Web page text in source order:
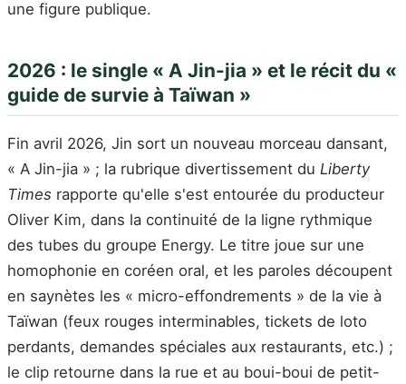
une figure publique.
2026 : le single « A Jin-jia » et le récit du «
guide de survie à Taïwan »
Fin avril 2026, Jin sort un nouveau morceau dansant,
« A Jin-jia » ; la rubrique divertissement du Liberty
Times rapporte qu'elle s'est entourée du producteur
Oliver Kim, dans la continuité de la ligne rythmique
des tubes du groupe Energy. Le titre joue sur une
homophonie en coréen oral, et les paroles découpent
en saynètes les « micro-effondrements » de la vie à
Taïwan (feux rouges interminables, tickets de loto
perdants, demandes spéciales aux restaurants, etc.) ;
le clip retourne dans la rue et au boui-boui de petit-